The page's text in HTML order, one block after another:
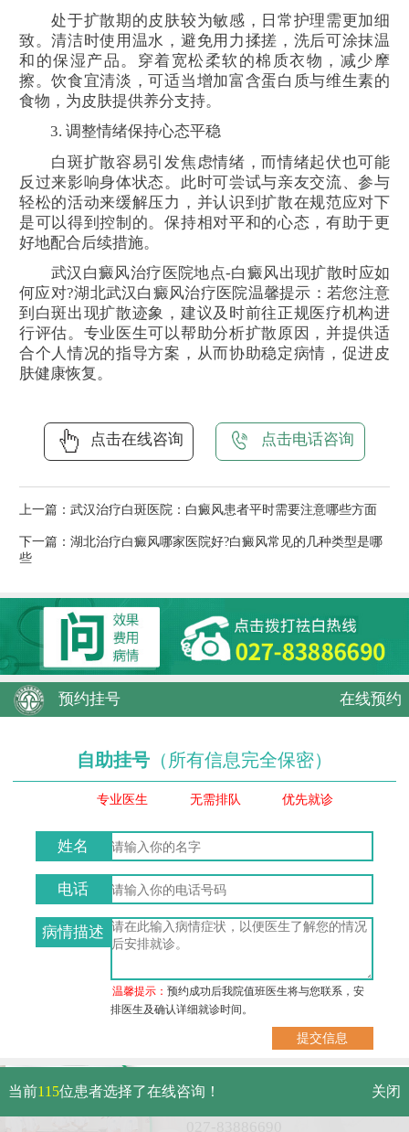
处于扩散期的皮肤较为敏感，日常护理需更加细
致。清洁时使用温水，避免用力揉搓，洗后可涂抹温
和的保湿产品。穿着宽松柔软的棉质衣物，减少摩
擦。饮食宜清淡，可适当增加富含蛋白质与维生素的
食物，为皮肤提供养分支持。
3. 调整情绪保持心态平稳
白斑扩散容易引发焦虑情绪，而情绪起伏也可能
反过来影响身体状态。此时可尝试与亲友交流、参与
轻松的活动来缓解压力，并认识到扩散在规范应对下
是可以得到控制的。保持相对平和的心态，有助于更
好地配合后续措施。
武汉白癜风治疗医院地点-白癜风出现扩散时应如
何应对?湖北武汉白癜风治疗医院温馨提示：若您注意
到白斑出现扩散迹象，建议及时前往正规医疗机构进
行评估。专业医生可以帮助分析扩散原因，并提供适
合个人情况的指导方案，从而协助稳定病情，促进皮
肤健康恢复。
点击在线咨询 点击电话咨询
上一篇： 武汉治疗白斑医院：白癜风患者平时需要注意哪些方面
下一篇： 湖北治疗白癜风哪家医院好?白癜风常见的几种类型是哪
些
预约挂号 在线预约
自助挂号 （所有信息完全保密）
专业医生 无需排队 优先就诊
姓名
电话
病情描述
温馨提示：预约成功后我院值班医生将与您联系，安
排医生及确认详细就诊时间。
武汉市硚口区解放大道479号
免费电话：
当前115位患者选择了在线咨询！ 关闭